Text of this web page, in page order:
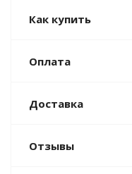
Как купить
Оплата
Доставка
Отзывы